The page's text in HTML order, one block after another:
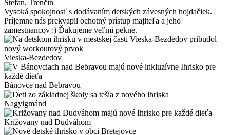
Štefan, Trenčín
Vysoká spokojnosť s dodávaním detských závesných hojdačiek.
Príjemne nás prekvapil ochotný prístup majiteľa a jeho
zamestnancov :) Ďakujeme veľmi pekne.
Vieska-Bezdedov
Bánovce nad Bebravou
Nagyigmánd
Križovany nad Dudváhom